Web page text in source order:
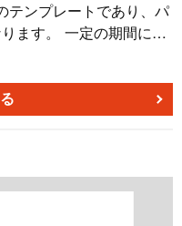
テンプレートであり、パ
期間にど
かを報告する決算書
の5年間の経営成績につ
です。無料でダウンロ